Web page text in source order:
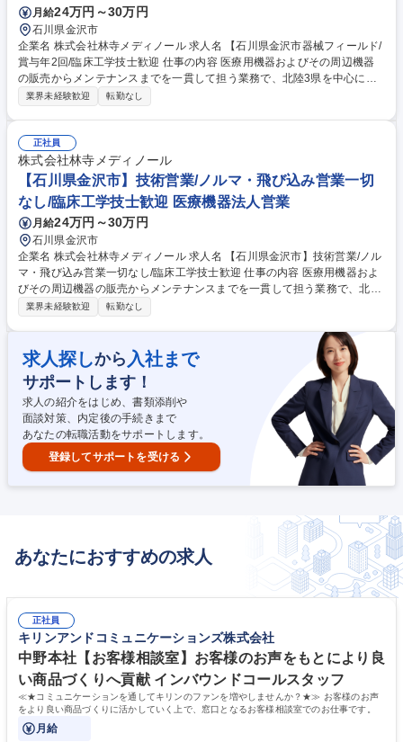
月給24万円～30万円
石川県金沢市
企業名 株式会社林寺メディノール 求人名 【石川県金沢市器械フィールド/
賞与年2回/臨床工学技士歓迎 仕事の内容 医療用機器およびその周辺機器
の販売からメンテナンスまでを一貫して担う業務で、北陸3県を中心に全
国の国公立・私立病院と取引があります。担当エリアをチーム単位で担当
で、医療機器の特性上、定期的な対応が発生するため、業務を通じて専門
的な技術や知識を身につけていくことが求められます。入社後は先輩社員
が同行しながら業務を進めるため、未経験でも段階的に理解を深めながら
安心して働ける環境が整っています。 募集職種 【石川県金沢市器械フィ
ールド/賞与年2回/臨床工学技士歓迎
業界未経験歓迎 転勤なし
正社員
株式会社林寺メディノール
【石川県金沢市】技術営業/ノルマ・飛び込み営業一切
なし/臨床工学技士歓迎 医療機器法人営業
月給24万円～30万円
石川県金沢市
企業名 株式会社林寺メディノール 求人名 【石川県金沢市】技術営業/ノル
マ・飛び込み営業一切なし/臨床工学技士歓迎 仕事の内容 医療用機器およ
びその周辺機器の販売からメンテナンスまでを一貫して担う業務で、北陸
3県を中心に全国の国公立・私立病院と取引があります。担当エリアをチ
ノルマや飛び込み営業は設けられておらず、既存の取引先に対するフォロ
ーが中心です。一方で、医療機器の特性上、定期的な対応などが発生する
ため、業務を通じて専門的な技術や知識を身につけていくことが求められ
ます。入社後は先輩社員が同行しながら業務を進めるため、未経験でも段
階的に理解を深めながら安心して働ける環境が整っています。 募集職種
【石川県金沢市】技術営業/ノルマ・飛び込み営業一切なし/臨床工学技士
歓迎
業界未経験歓迎 転勤なし
求人探しから 入社まで
サポートします！
求人の紹介をはじめ、書類添削や
面談対策、内定後の手続きまで
あなたの転職活動をサポートします。
登録してサポートを受ける
あなたにおすすめの求人
正社員
キリンアンドコミュニケーションズ株式会社
中野本社【お客様相談室】お客様のお声をもとにより良
い商品づくりへ貢献 インバウンドコールスタッフ
≪★コミュニケーションを通してキリンのファンを増やしませんか？★≫ お客様のお声
をより良い商品づくりに活かしていく上で、窓口となるお客様相談室でのお仕事です。
月給